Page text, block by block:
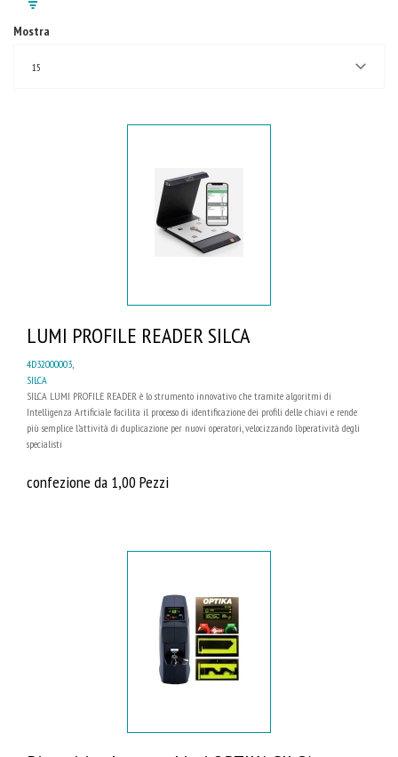
Mostra
15
LUMI PROFILE READER SILCA
4D32000003,
SILCA
SILCA LUMI PROFILE READER è lo strumento innovativo che tramite algoritmi di
Intelligenza Artificiale facilita il processo di identificazione dei profili delle chiavi e rende
più semplice l’attività di duplicazione per nuovi operatori, velocizzando l’operatività degli
specialisti
confezione da 1,00 Pezzi